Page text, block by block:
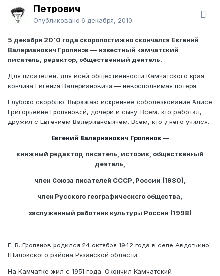
Петрович
Опубликовано 6 декабря, 2010
5 декабря 2010 года скоропостижно скончался Евгений
Валерианович Гропянов — известный камчатский
писатель, редактор, общественный деятель.
Для писателей, для всей общественности Камчатского края
кончина Евгения Валериановича — невосполнимая потеря.
Глубоко скорблю. Выражаю искреннее соболезнование Алисе
Григорьевне Гропяновой, дочери и сыну. Всем, кто работал,
дружил с Евгением Валериановичем. Всем, кто у него учился.
Евгений Валерианович Гропянов —
книжный редактор, писатель, историк, общественный
деятель,
член Союза писателей СССР, России (1980),
член Русского географического общества,
заслуженный работник культуры России (1998)
Е. В. Гропянов родился 24 октября 1942 года в селе Авдотьино
Шиловского района Рязанской области.
На Камчатке жил с 1951 года. Окончил Камчатский